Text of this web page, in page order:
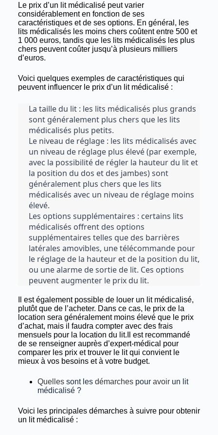
Le prix d’un lit médicalisé peut varier
considérablement en fonction de ses
caractéristiques et de ses options. En général, les
lits médicalisés les moins chers coûtent entre 500 et
1 000 euros, tandis que les lits médicalisés les plus
chers peuvent coûter jusqu’à plusieurs milliers
d’euros.
Voici quelques exemples de caractéristiques qui
peuvent influencer le prix d’un lit médicalisé :
La taille du lit : les lits médicalisés plus grands
sont généralement plus chers que les lits
médicalisés plus petits.
Le niveau de réglage : les lits médicalisés avec
un niveau de réglage plus élevé (par exemple,
avec la possibilité de régler la hauteur du lit et
la position du dos et des jambes) sont
généralement plus chers que les lits
médicalisés avec un niveau de réglage moins
élevé.
Les options supplémentaires : certains lits
médicalisés offrent des options
supplémentaires telles que des barrières
latérales amovibles, une télécommande pour
le réglage de la hauteur et de la position du lit,
ou une alarme de sortie de lit. Ces options
peuvent augmenter le prix du lit.
Il est également possible de louer un lit médicalisé,
plutôt que de l’acheter. Dans ce cas, le prix de la
location sera généralement moins élevé que le prix
d’achat, mais il faudra compter avec des frais
mensuels pour la location du lit.Il est recommandé
de se renseigner auprès d’expert-médical pour
comparer les prix et trouver le lit qui convient le
mieux à vos besoins et à votre budget.
Quellessont les démarchespour avoirun lit
médicalisé ?
Voici les principales démarches à suivre pour obtenir
un lit médicalisé :